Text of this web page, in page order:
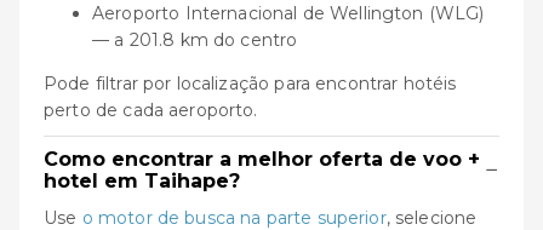
Aeroporto Internacional de Wellington (WLG)
— a 201.8 km do centro
Pode filtrar por localização para encontrar hotéis
perto de cada aeroporto.
Como encontrar a melhor oferta de voo +
hotel em Taihape?
−
Use o motor de busca na parte superior, selecione